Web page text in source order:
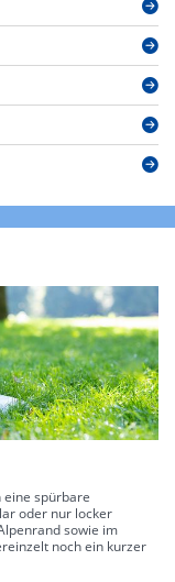
eine spürbare
oder nur locker
sowie im
noch ein kurzer